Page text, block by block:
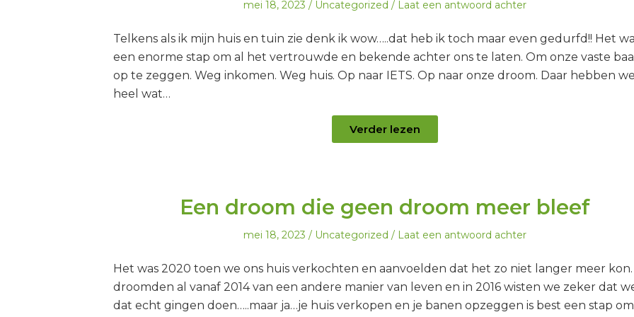
Geplaatst
mei 18, 2023
Geplaatst
Uncategorized Laat een antwoord achter
Telkens als ik mijn huis en tuin zie denk ik wow…..dat heb ik toch maar even gedurfd!! Het
een enorme stap om al het vertrouwde en bekende achter ons te laten. Om onze vaste
op te zeggen. Weg inkomen. Weg huis. Op naar IETS. Op naar onze droom. Daar hebben we
heel wat…
Verder lezen
Een droom die geen droom meer bleef
Geplaatst
mei 18, 2023
Geplaatst
Uncategorized Laat een antwoord achter
Het was 2020 toen we ons huis verkochten en aanvoelden dat het zo niet langer meer kon.
droomden al vanaf 2014 van een andere manier van leven en in 2016 wisten we zeker dat
dat echt gingen doen…..maar ja…je huis verkopen en je banen opzeggen is best een stap